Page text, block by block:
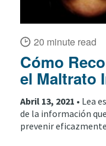
20 minute read
Cómo
el Maltrato
Abril 13, 2021 • Lea
de la información
prevenir